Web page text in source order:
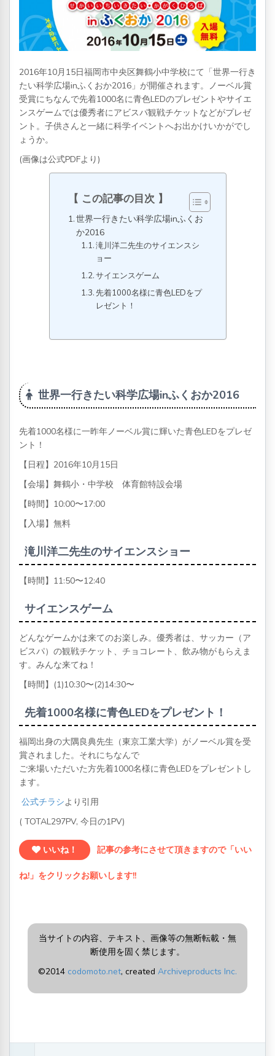
2016年10月15日福岡市中央区舞鶴小中学校にて「世界一行き
たい科学広場inふくおか2016」が開催されます。ノーベル賞
受賞にちなんで先着1000名に青色LEDのプレゼントやサイエ
ンスゲームでは優秀者にアビスパ観戦チケットなどがプレゼ
ント。子供さんと一緒に科学イベントへお出かけいかがでし
ょうか。
(画像は公式PDFより)
この記事の目次
世界一行きたい科学広場inふくお
か2016
滝川洋二先生のサイエンスシ
ョー
サイエンスゲーム
先着1000名様に青色LEDをプ
レゼント！
世界一行きたい科学広場inふくおか2016
先着1000名様に一昨年ノーベル賞に輝いた青色LEDをプレゼ
ント！
【日程】2016年10月15日
【会場】舞鶴小・中学校 体育館特設会場
【時間】10:00〜17:00
【入場】無料
滝川洋二先生のサイエンスショー
【時間】11:50〜12:40
サイエンスゲーム
どんなゲームかは来てのお楽しみ。優秀者は、サッカー（ア
ビスパ）の観戦チケット、チョコレート、飲み物がもらえま
す。みんな来てね！
【時間】(1)10:30〜(2)14:30〜
先着1000名様に青色LEDをプレゼント！
福岡出身の大隅良典先生（東京工業大学）がノーベル賞を受
賞されました。それにちなんで
ご来場いただいた方先着1000名様に青色LEDをプレゼントし
ます。
公式チラシより引用
( TOTAL297PV, 今日の1PV)
いいね！ 記事の参考にさせて頂きますので「いい
ね!」をクリックお願いします!!
当サイトの内容、テキスト、画像等の無断転載・無
断使用を固く禁じます。
©2014 codomoto.net, created Archiveproducts Inc.